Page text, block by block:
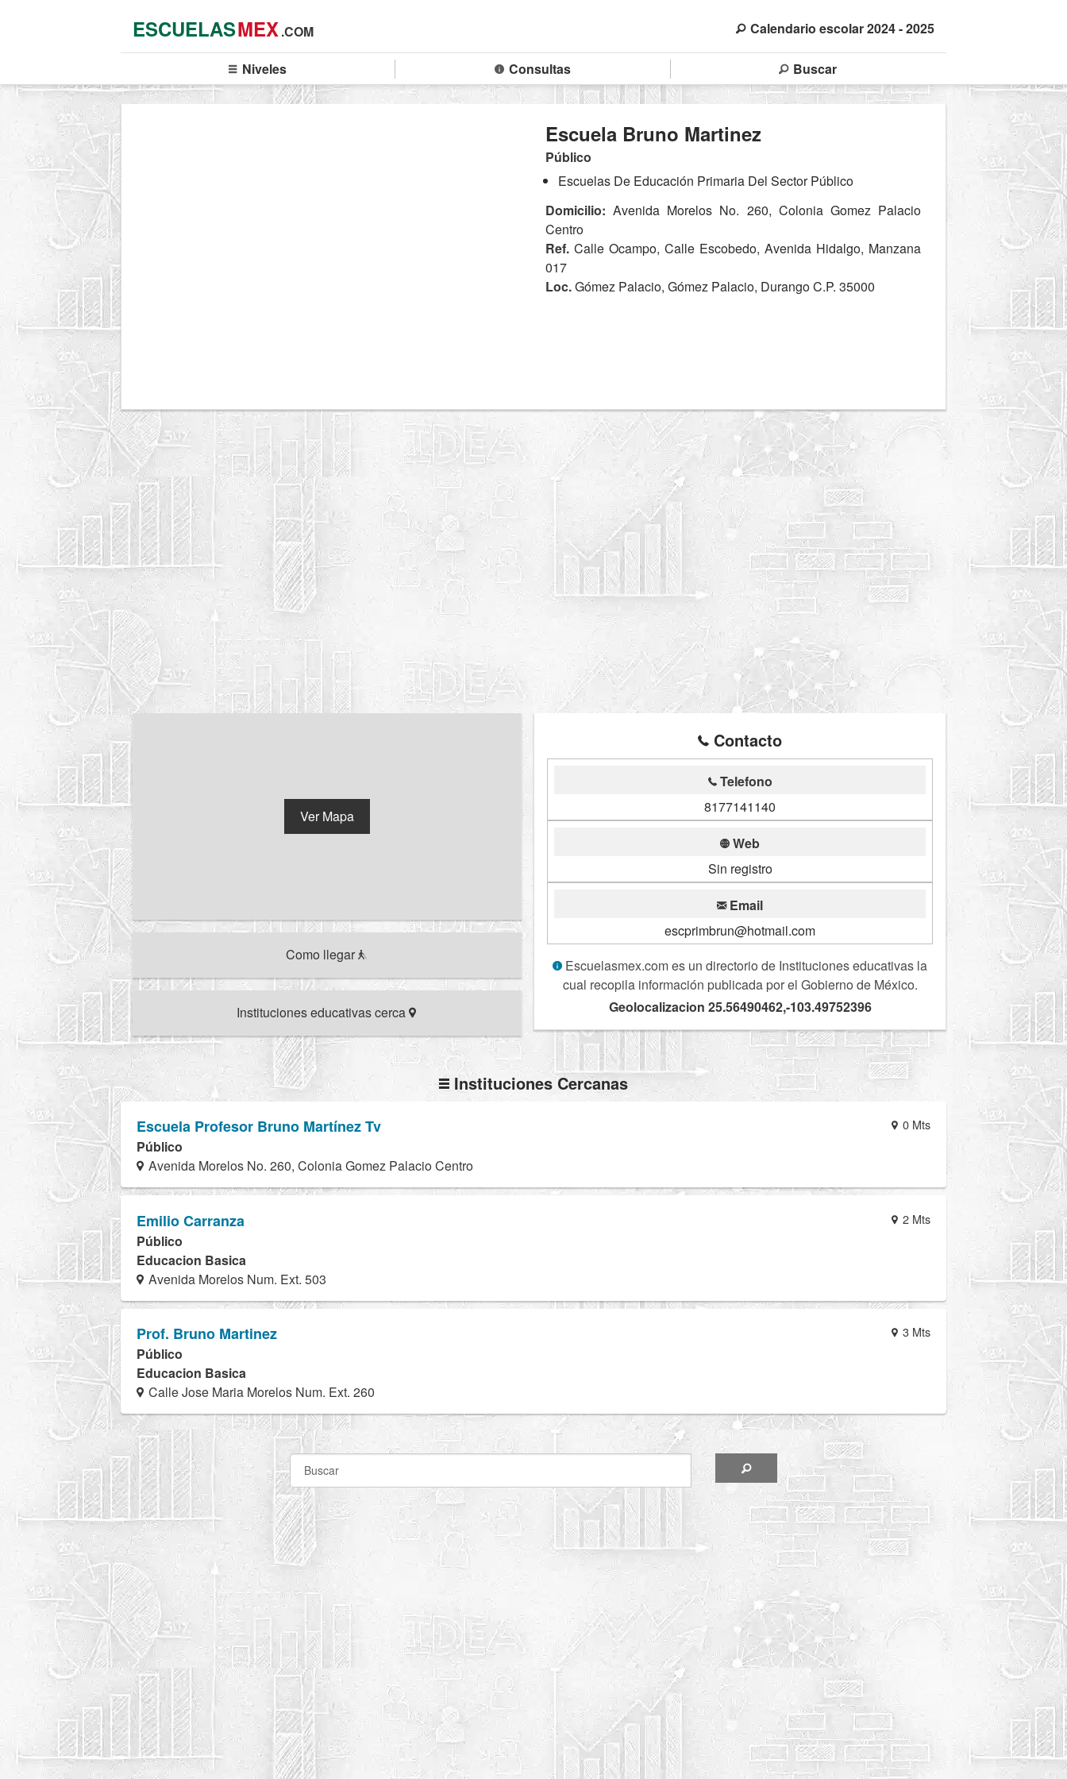
ESCUELASMEX.COM Calendario escolar 2024 - 2025
Niveles Consultas Buscar
Escuela Bruno Martinez
Público
Escuelas De Educación Primaria Del Sector Público
Domicilio: Avenida Morelos No. 260, Colonia Gomez Palacio
Centro
Ref. Calle Ocampo, Calle Escobedo, Avenida Hidalgo, Manzana
017
Loc.Gómez Palacio, Gómez Palacio, Durango C.P. 35000
Ver Mapa
Como llegar
Instituciones educativas cerca
Contacto
Telefono
8177141140
Web
Sin registro
Email
escprimbrun@hotmail.com
Escuelasmex.com es un directorio de Instituciones educativas la
cual recopila información publicada por el Gobierno de México.
Geolocalizacion 25.56490462,-103.49752396
Instituciones Cercanas
0 Mts
Escuela Profesor Bruno Martínez Tv
Público
Avenida Morelos No. 260, Colonia Gomez Palacio Centro
2 Mts
Emilio Carranza
Público
Educacion Basica
Avenida Morelos Num. Ext. 503
3 Mts
Prof. Bruno Martinez
Público
Educacion Basica
Calle Jose Maria Morelos Num. Ext. 260